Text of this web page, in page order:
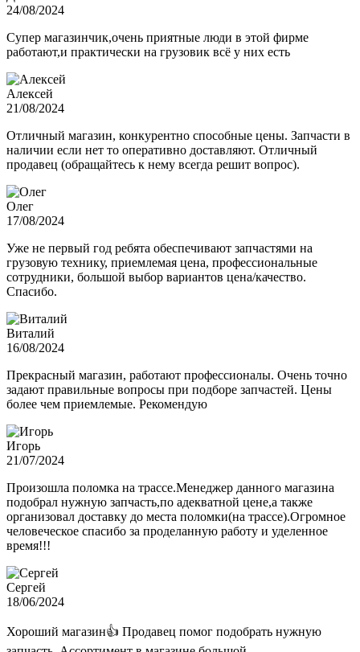
24/08/2024
Супер магазинчик,очень приятные люди в этой фирме
работают,и практически на грузовик всё у них есть
Алексей
21/08/2024
Отличный магазин, конкурентно способные цены. Запчасти в
наличии если нет то оперативно доставляют. Отличный
продавец (обращайтесь к нему всегда решит вопрос).
Олег
17/08/2024
Уже не первый год ребята обеспечивают запчастями на
грузовую технику, приемлемая цена, профессиональные
сотрудники, большой выбор вариантов цена/качество.
Спасибо.
Виталий
16/08/2024
Прекрасный магазин, работают профессионалы. Очень точно
задают правильные вопросы при подборе запчастей. Цены
более чем приемлемые. Рекомендую
Игорь
21/07/2024
Произошла поломка на трассе.Менеджер данного магазина
подобрал нужную запчасть,по адекватной цене,а также
организовал доставку до места поломки(на трассе).Огромное
человеческое спасибо за проделанную работу и уделенное
время!!!
Сергей
18/06/2024
Хороший магазин👍 Продавец помог подобрать нужную